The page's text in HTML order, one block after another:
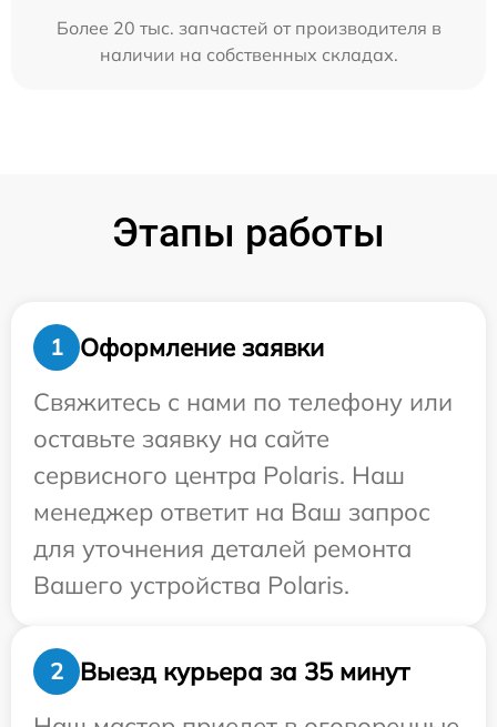
Более 20 тыс. запчастей от производителя в
наличии на собственных складах.
Этапы работы
1
Оформление заявки
Свяжитесь с нами по телефону или
оставьте заявку на сайте
сервисного центра Polaris. Наш
менеджер ответит на Ваш запрос
для уточнения деталей ремонта
Вашего устройства Polaris.
2
Выезд курьера за 35 минут